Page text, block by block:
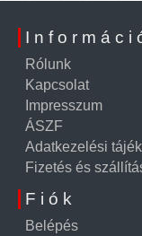
Rólunk
Kapcsolat
Impresszum
ÁSZF
Adatkezelési
Fizetés és
Fiók
Belépés